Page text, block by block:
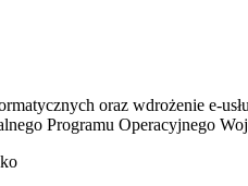
oraz wdrożenie e-
Programu Operacyjnego